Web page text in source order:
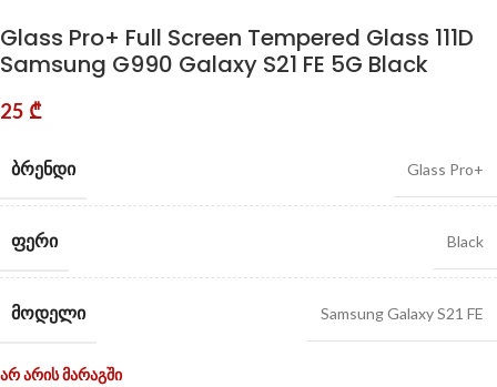
Glass Pro+ Full Screen Tempered Glass 111D
Samsung G990 Galaxy S21 FE 5G Black
25 ₾
ᲑᲠᲔᲜᲓᲘ Glass Pro+
ᲤᲔᲠᲘ Black
ᲛᲝᲓᲔᲚᲘ Samsung Galaxy S21 FE
არ არის მარაგში